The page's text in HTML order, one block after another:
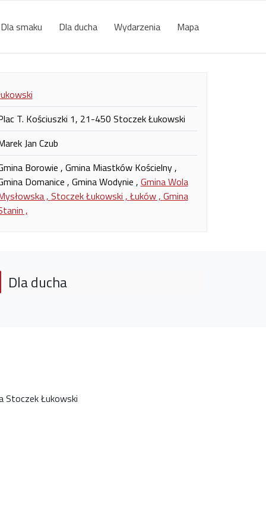
Dla smaku Dla ducha Wydarzenia Mapa
T. Kościuszki 1, 21-450 Stoczek Łukowski
Jan Czub
Borowie , Gmina Miastków Kościelny ,
Domanice , Gmina Wodynie , Gmina Wola
, Stoczek Łukowski , Łuków , Gmina
,
Dla ducha
Stoczek Łukowski